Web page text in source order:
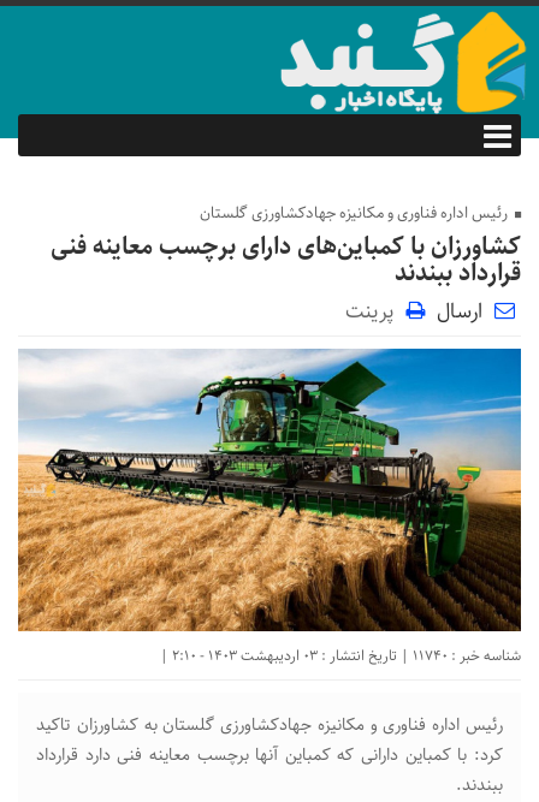
رئیس اداره فناوری و مکانیزه جهادکشاورزی گلستان
کشاورزان با کمباین‌های دارای برچسب معاینه فنی
قرارداد ببندند
ارسال پرینت
شناسه خبر : 11740 | تاریخ انتشار : 03 اردیبهشت 1403 - 2:10 |
رئیس اداره فناوری و مکانیزه جهادکشاورزی گلستان به کشاورزان تاکید
کرد: با کمباین دارانی که کمباین آنها برچسب معاینه فنی دارد قرارداد
ببندند.